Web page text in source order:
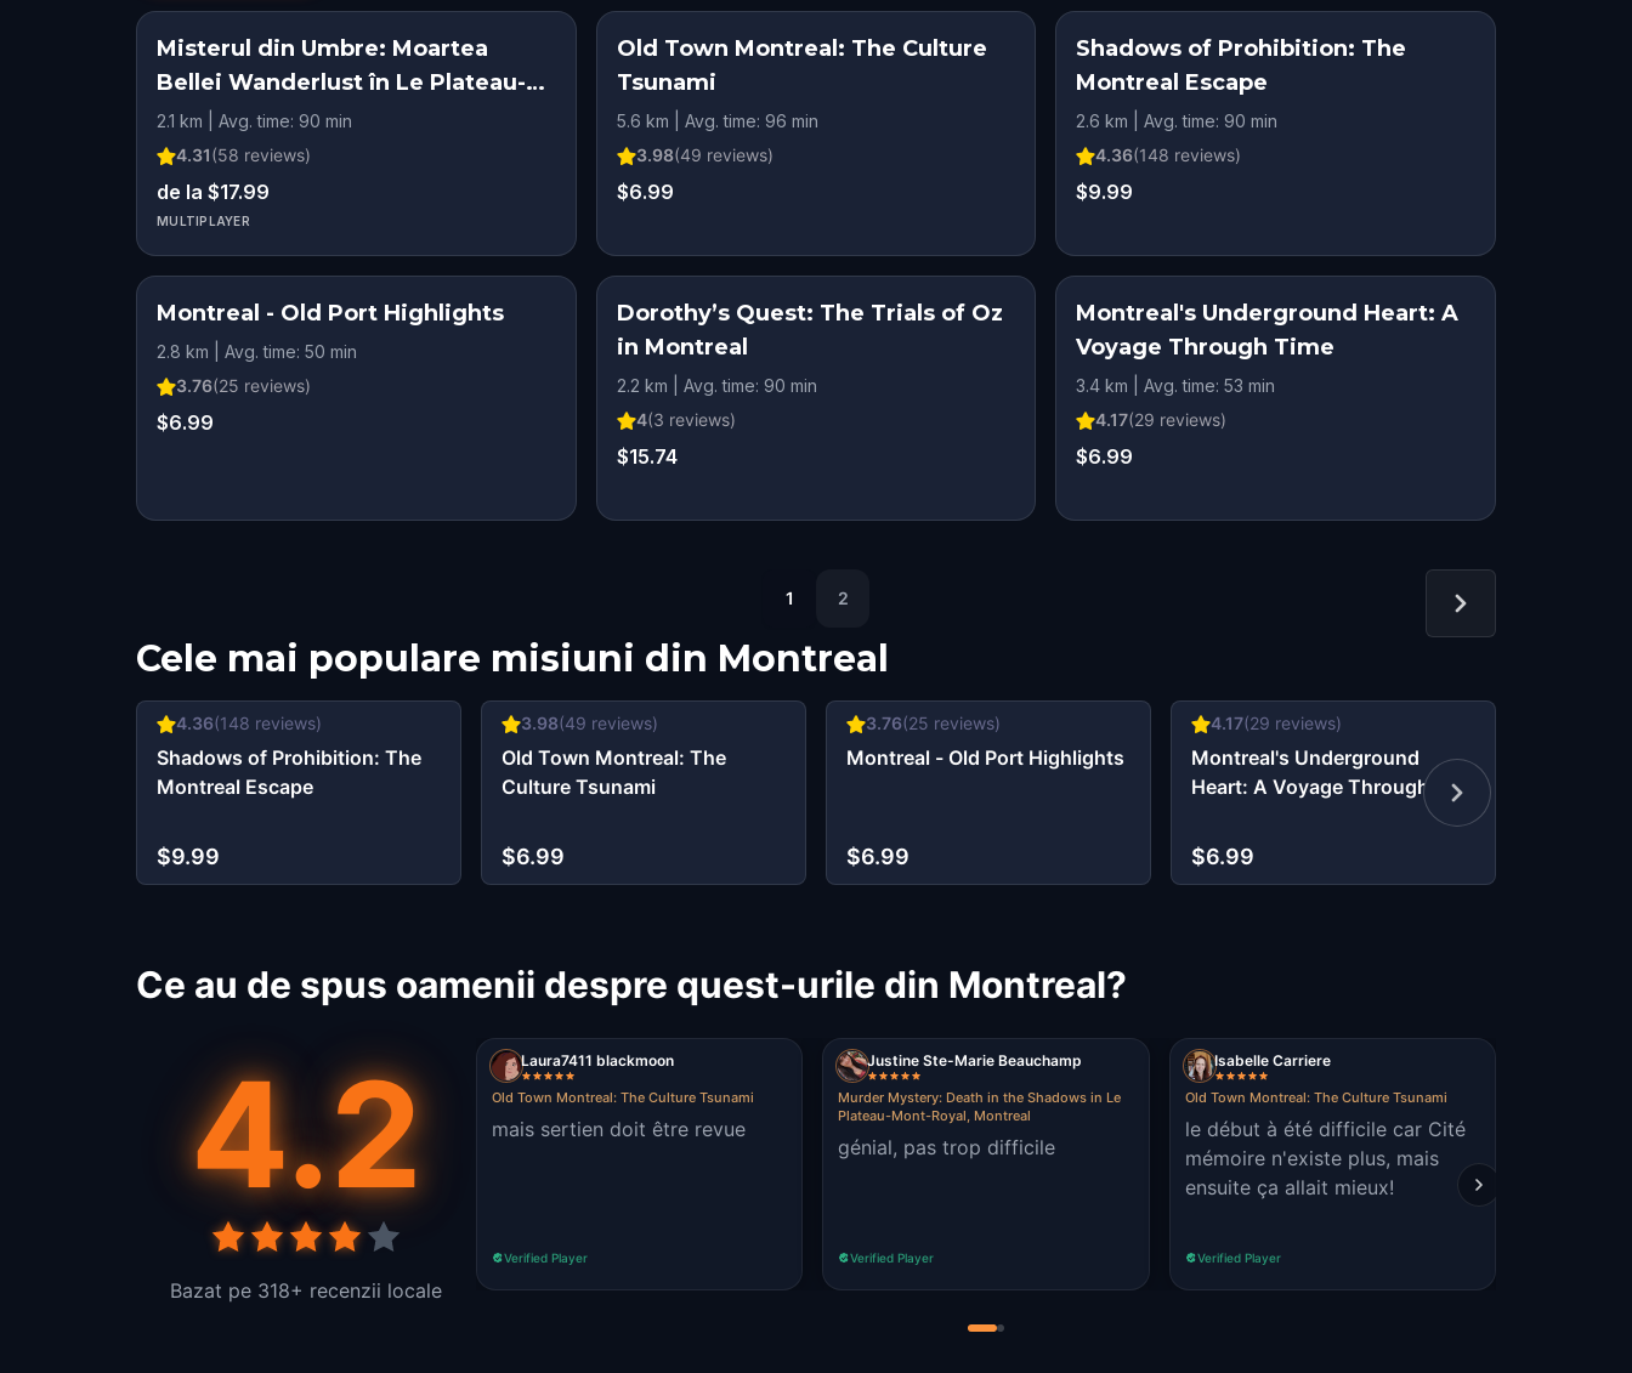
Misterul din Umbre: Moartea
Bellei Wanderlust în Le Plateau-
Mont-Royal Montreal
2.1 km | Avg. time: 90 min
4.31(58 reviews)
de la $17.99
MULTIPLAYER
Old Town Montreal: The Culture
Tsunami
5.6 km | Avg. time: 96 min
3.98(49 reviews)
$6.99
Shadows of Prohibition: The
Montreal Escape
2.6 km | Avg. time: 90 min
4.36(148 reviews)
$9.99
Montreal - Old Port Highlights
2.8 km | Avg. time: 50 min
3.76(25 reviews)
$6.99
Dorothy’s Quest: The Trials of Oz
in Montreal
2.2 km | Avg. time: 90 min
4(3 reviews)
$15.74
Montreal's Underground Heart: A
Voyage Through Time
3.4 km | Avg. time: 53 min
4.17(29 reviews)
$6.99
1 2
Cele mai populare misiuni din Montreal
4.36(148 reviews)
Shadows of Prohibition: The
Montreal Escape
$9.99
3.98(49 reviews)
Old Town Montreal: The
Culture Tsunami
$6.99
3.76(25 reviews)
Montreal - Old Port Highlights
$6.99
4.17(29 reviews)
Montreal's Underground
Heart: A Voyage Through
$6.99
Ce au de spus oamenii despre quest-urile din Montreal?
4.2
Bazat pe 318+ recenzii locale
Laura7411 blackmoon
Old Town Montreal: The Culture Tsunami
mais sertien doit être revue
Verified Player
Justine Ste-Marie Beauchamp
Murder Mystery: Death in the Shadows in Le
Plateau-Mont-Royal, Montreal
génial, pas trop difficile
Verified Player
Isabelle Carriere
Old Town Montreal: The Culture Tsunami
le début à été difficile car Cité
mémoire n'existe plus, mais
ensuite ça allait mieux!
Verified Player